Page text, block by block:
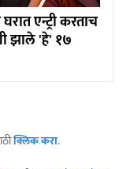
एन्ट्री करताच
झाले 'हे' १७
क्लिक करा.